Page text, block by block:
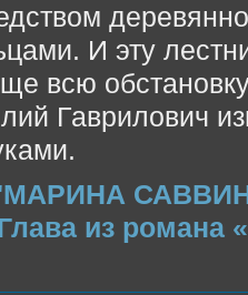
И эту
всю
Гаврилович
'МАРИНА
из романа